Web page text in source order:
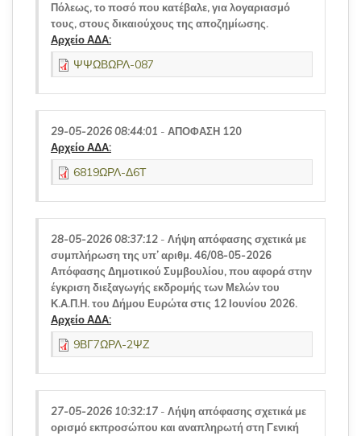
Πόλεως, το ποσό που κατέβαλε, για λογαριασμό
τους, στους δικαιούχους της αποζημίωσης.
Αρχείο ΑΔΑ:
ΨΨΩΒΩΡΛ-087
29-05-2026 08:44:01 - ΑΠΟΦΑΣΗ 120
Αρχείο ΑΔΑ:
6819ΩΡΛ-Δ6Τ
28-05-2026 08:37:12 - Λήψη απόφασης σχετικά με
συμπλήρωση της υπ’ αριθμ. 46/08-05-2026
Απόφασης Δημοτικού Συμβουλίου, που αφορά στην
έγκριση διεξαγωγής εκδρομής των Μελών του
Κ.Α.Π.Η. του Δήμου Ευρώτα στις 12 Ιουνίου 2026.
Αρχείο ΑΔΑ:
9ΒΓ7ΩΡΛ-2ΨΖ
27-05-2026 10:32:17 - Λήψη απόφασης σχετικά με
ορισμό εκπροσώπου και αναπληρωτή στη Γενική